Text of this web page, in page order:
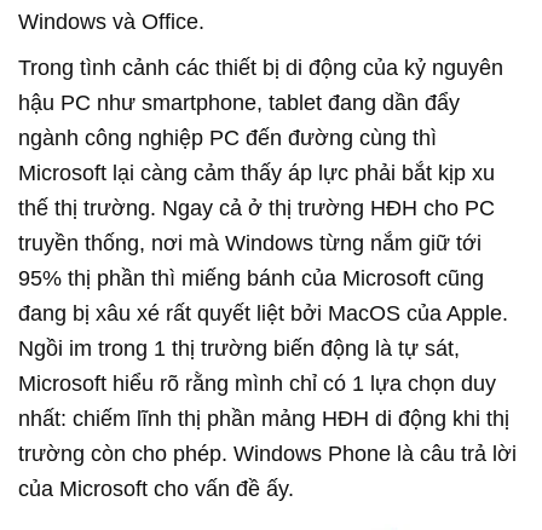
Windows và Office.
Trong tình cảnh các thiết bị di động của kỷ nguyên
hậu PC như smartphone, tablet đang dần đẩy
ngành công nghiệp PC đến đường cùng thì
Microsoft lại càng cảm thấy áp lực phải bắt kịp xu
thế thị trường. Ngay cả ở thị trường HĐH cho PC
truyền thống, nơi mà Windows từng nắm giữ tới
95% thị phần thì miếng bánh của Microsoft cũng
đang bị xâu xé rất quyết liệt bởi MacOS của Apple.
Ngồi im trong 1 thị trường biến động là tự sát,
Microsoft hiểu rõ rằng mình chỉ có 1 lựa chọn duy
nhất: chiếm lĩnh thị phần mảng HĐH di động khi thị
trường còn cho phép. Windows Phone là câu trả lời
của Microsoft cho vấn đề ấy.